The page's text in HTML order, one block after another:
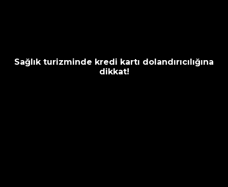
Sağlık turizminde kredi kartı dolandırıcılığına
dikkat!